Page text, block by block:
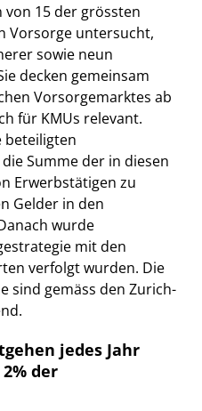
15 der grössten
Vorsorge untersucht,
sowie neun
decken gemeinsam
Vorsorgemarktes ab
für KMUs relevant.
beteiligten
Summe der in diesen
Erwerbstätigen zu
Gelder in den
wurde
mit den
verfolgt wurden. Die
sind gemäss den Zurich-
jedes Jahr
der